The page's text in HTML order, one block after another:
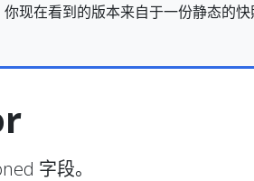
现在看到的版本来自于一份静态的
字段。